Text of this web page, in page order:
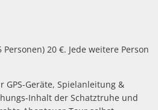
20 €. Jede weitere Person
Geräte, Spielanleitung &
Inhalt der Schatztruhe und